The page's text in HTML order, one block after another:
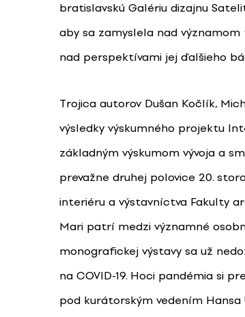
bratislavskú Galériu dizajnu
aby sa zamyslela nad
nad perspektívami jej ďalšieho
Trojica autorov Dušan Kočlík,
výsledky výskumného projektu
základným výskumom vývoja a
prevažne druhej polovice 20.
interiéru a výstavníctva Fakulty
Mari patrí medzi významné
monografickej výstavy sa už
na COVID-19. Hoci pandémia si
pod kurátorským vedením